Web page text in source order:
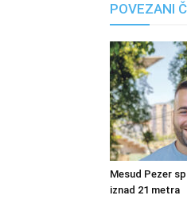
POVEZANI
Mesud Pezer
iznad 21 metra